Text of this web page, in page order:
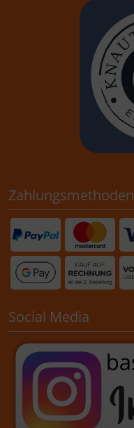
Zahlungsmethoden
Social Media